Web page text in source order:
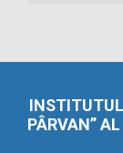
INSTITUTUL
PÂRVAN”